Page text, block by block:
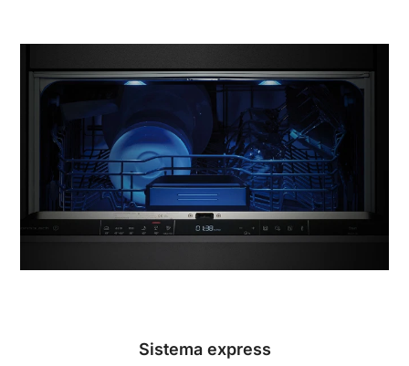
Sistema express